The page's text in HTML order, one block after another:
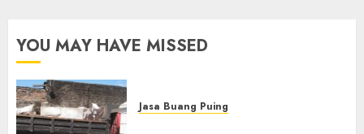
YOU MAY HAVE MISSED
Jasa Buang Puing